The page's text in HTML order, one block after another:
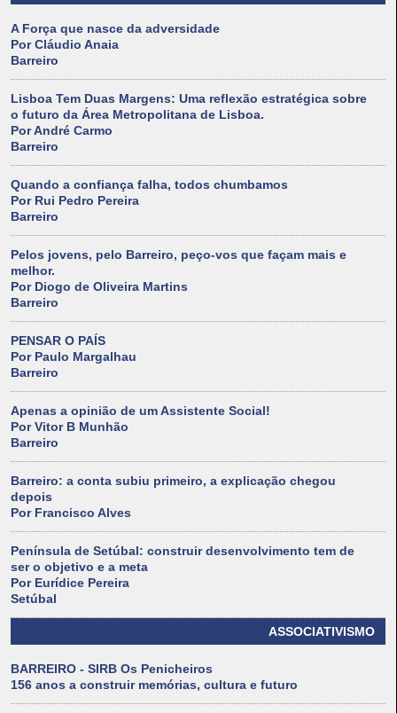
A Força que nasce da adversidade
Por Cláudio Anaia
Barreiro
Lisboa Tem Duas Margens: Uma reflexão estratégica sobre
o futuro da Área Metropolitana de Lisboa.
Por André Carmo
Barreiro
Quando a confiança falha, todos chumbamos
Por Rui Pedro Pereira
Barreiro
Pelos jovens, pelo Barreiro, peço-vos que façam mais e
melhor.
Por Diogo de Oliveira Martins
Barreiro
PENSAR O PAÍS
Por Paulo Margalhau
Barreiro
Apenas a opinião de um Assistente Social!
Por Vitor B Munhão
Barreiro
Barreiro: a conta subiu primeiro, a explicação chegou
depois
Por Francisco Alves
Península de Setúbal: construir desenvolvimento tem de
ser o objetivo e a meta
Por Eurídice Pereira
Setúbal
ASSOCIATIVISMO
BARREIRO - SIRB Os Penicheiros
156 anos a construir memórias, cultura e futuro